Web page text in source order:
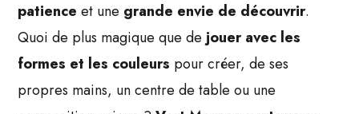
patience et une grande envie de découvrir.
Quoi de plus magique que de jouer avec les
formes et les couleurs pour créer, de ses
propres mains, un centre de table ou une